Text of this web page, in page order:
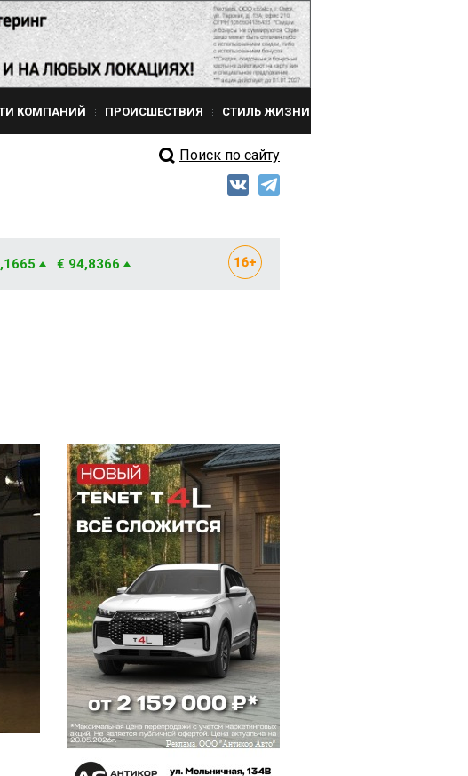
КОМПАНИЙ ПРОИСШЕСТВИЯ СТИЛЬ ЖИЗНИ
Поиск по сайту
€ 94,8366